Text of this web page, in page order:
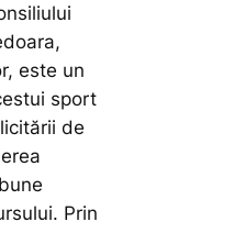
este un
sport
de
Prin